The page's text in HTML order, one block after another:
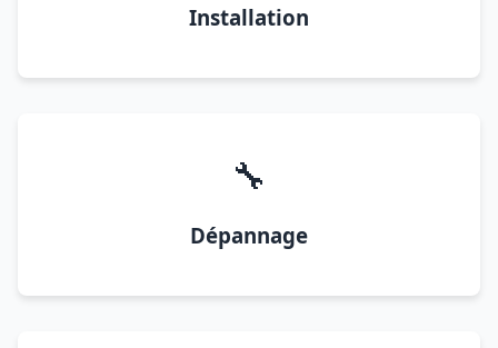
Installation
🔧
Dépannage